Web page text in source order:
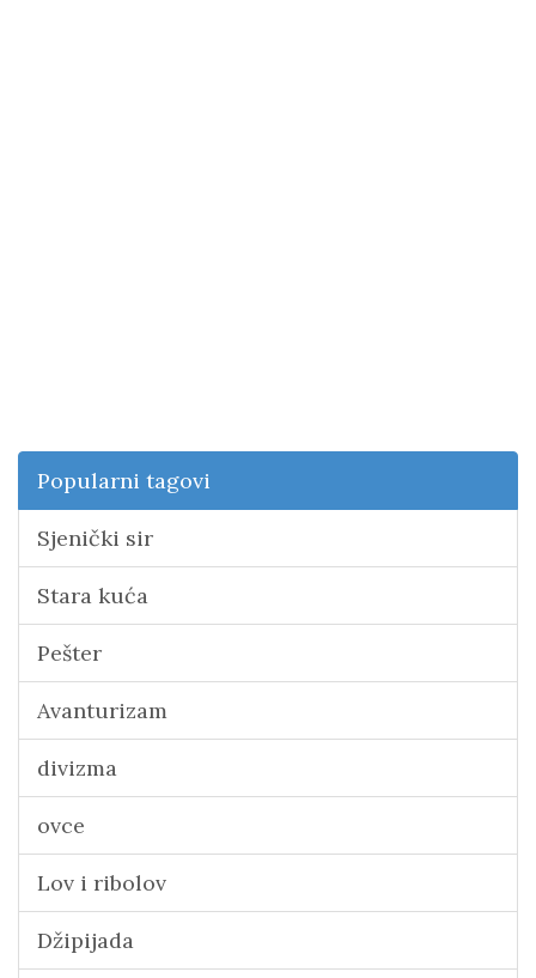
Popularni tagovi
Sjenički sir
Stara kuća
Pešter
Avanturizam
divizma
ovce
Lov i ribolov
Džipijada